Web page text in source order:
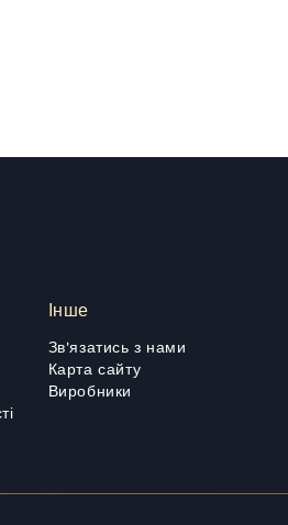
Інше
Зв'язатись з нами
Карта сайту
Виробники